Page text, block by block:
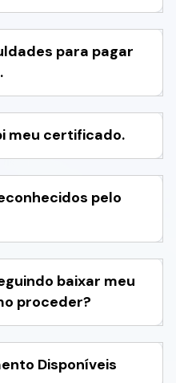
para pagar
meu certificado.
pelo
baixar meu
proceder?
Disponíveis